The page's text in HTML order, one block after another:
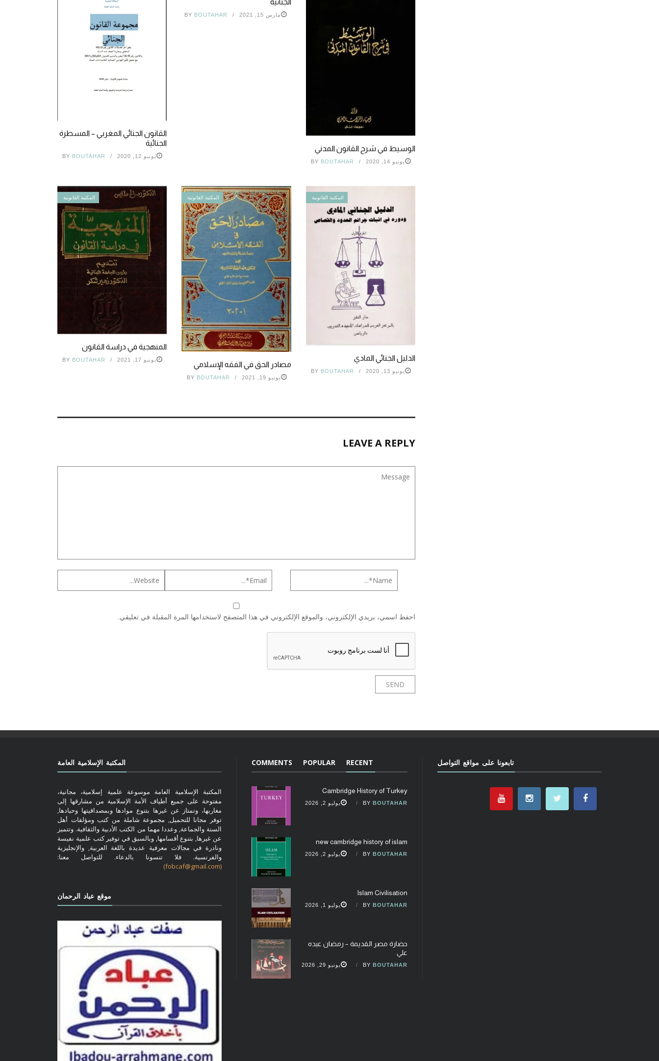
القانون الجنائي المغربي – المسطرة
الجنائية
يونيو 12, 2020 BY BOUTAHAR
الجنائية
مارس 15, 2021 BY BOUTAHAR
الوسيط في شرح القانون المدني
يونيو 14, 2020 BY BOUTAHAR
المكتبة القانونية
المنهجية في دراسة القانون
يونيو 17, 2021 BY BOUTAHAR
المكتبة القانونية
مصادر الحق في الفقه الإسلامي
يونيو 19, 2021 BY BOUTAHAR
المكتبة القانونية
الدليل الجنائي المادي
يونيو 13, 2020 BY BOUTAHAR
LEAVE A REPLY
احفظ اسمي، بريدي الإلكتروني، والموقع الإلكتروني في هذا المتصفح لاستخدامها المرة المقبلة في تعليقي.
المكتبة الإسلامية العامة
المكتبة الإسلامية العامة موسوعة علمية إسلامية، مجانية،
مفتوحة على جميع أطياف الأمة الإسلامية من مشارقها إلى
مغاربها، وتمتاز عن غيرها بتنوع موادها وبمصداقيتها وحيادها,
توفر مجانا للتحميل, مجموعة شاملة من كتب ومؤلفات أهل
السنة والجماعة, وعددا مهما من الكتب الأدبية والثقافية. وتتميز
عن غيرها, بتنوع أقسامها, وبالسبق في توفير كتب علمية نفيسة
ونادرة في مجالات معرفية عديدة باللغة العربية, والإنجليزية
والفرنسية. فلا تنسونا بالدعاء. للتواصل معنا:
(fobcaf@gmail.com)
موقع عباد الرحمان
RECENT
POPULAR
COMMENTS
Cambridge History of Turkey
BY BOUTAHAR يوليو 2, 2026
new cambridge history of islam
BY BOUTAHAR يوليو 2, 2026
Islam Civilisation
BY BOUTAHAR يوليو 1, 2026
حضارة مصر القديمة – رمضان عبده
علي
BY BOUTAHAR يونيو 29, 2026
تابعونا على مواقع التواصل